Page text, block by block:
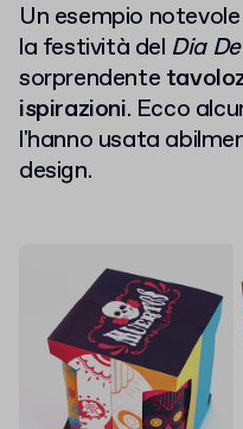
Un esempio
la festività del Dia
sorprendente
ispirazioni. Ecco
l'hanno usata
design.